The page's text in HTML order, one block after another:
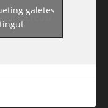
guiadereus/
galetes